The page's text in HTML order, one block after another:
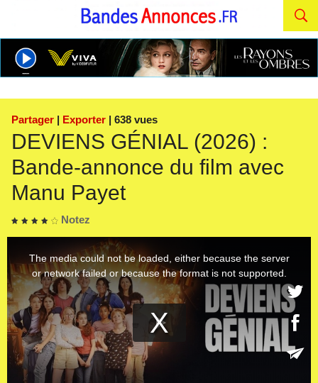
Partager | Exporter | 638 vues
DEVIENS GÉNIAL (2026) :
Bande-annonce du film avec
Manu Payet
Notez